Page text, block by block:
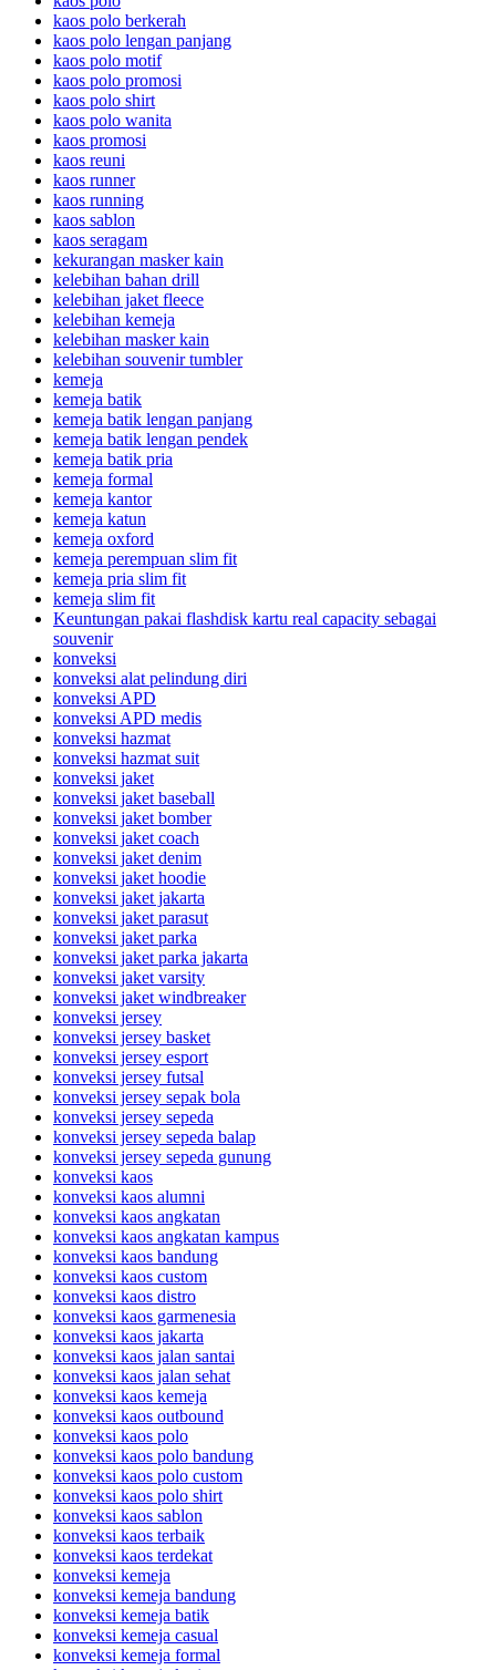
kaos polo berkerah
kaos polo lengan panjang
kaos polo motif
kaos polo promosi
kaos polo shirt
kaos polo wanita
kaos promosi
kaos reuni
kaos runner
kaos running
kaos sablon
kaos seragam
kekurangan masker kain
kelebihan bahan drill
kelebihan jaket fleece
kelebihan kemeja
kelebihan masker kain
kelebihan souvenir tumbler
kemeja
kemeja batik
kemeja batik lengan panjang
kemeja batik lengan pendek
kemeja batik pria
kemeja formal
kemeja kantor
kemeja katun
kemeja oxford
kemeja perempuan slim fit
kemeja pria slim fit
kemeja slim fit
Keuntungan pakai flashdisk kartu real capacity sebagai
souvenir
konveksi
konveksi alat pelindung diri
konveksi APD
konveksi APD medis
konveksi hazmat
konveksi hazmat suit
konveksi jaket
konveksi jaket baseball
konveksi jaket bomber
konveksi jaket coach
konveksi jaket denim
konveksi jaket hoodie
konveksi jaket jakarta
konveksi jaket parasut
konveksi jaket parka
konveksi jaket parka jakarta
konveksi jaket varsity
konveksi jaket windbreaker
konveksi jersey
konveksi jersey basket
konveksi jersey esport
konveksi jersey futsal
konveksi jersey sepak bola
konveksi jersey sepeda
konveksi jersey sepeda balap
konveksi jersey sepeda gunung
konveksi kaos
konveksi kaos alumni
konveksi kaos angkatan
konveksi kaos angkatan kampus
konveksi kaos bandung
konveksi kaos custom
konveksi kaos distro
konveksi kaos garmenesia
konveksi kaos jakarta
konveksi kaos jalan santai
konveksi kaos jalan sehat
konveksi kaos kemeja
konveksi kaos outbound
konveksi kaos polo
konveksi kaos polo bandung
konveksi kaos polo custom
konveksi kaos polo shirt
konveksi kaos sablon
konveksi kaos terbaik
konveksi kaos terdekat
konveksi kemeja
konveksi kemeja bandung
konveksi kemeja batik
konveksi kemeja casual
konveksi kemeja formal